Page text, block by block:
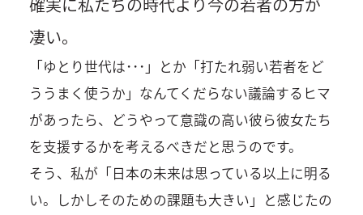
凄い。
「ゆとり世代は･･･」とか「打たれ弱い若者をど
ううまく使うか」なんてくだらない議論するヒマ
があったら、どうやって意識の高い彼ら彼女たち
を支援するかを考えるべきだと思うのです。
そう、私が「日本の未来は思っている以上に明る
い。しかしそのための課題も大きい」と感じたの